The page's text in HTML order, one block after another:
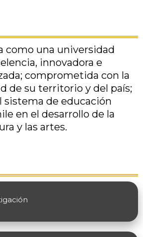
como una universidad
innovadora e
comprometida con la
de su territorio y del país;
sistema de educación
en el desarrollo de la
y las artes.